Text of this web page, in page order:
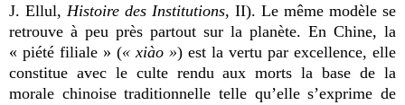
J. Ellul, Histoire des Institutions, II). Le même modèle se
retrouve à peu près partout sur la planète. En Chine, la
« piété filiale » (« xiào ») est la vertu par excellence, elle
constitue avec le culte rendu aux morts la base de la
morale chinoise traditionnelle telle qu’elle s’exprime de